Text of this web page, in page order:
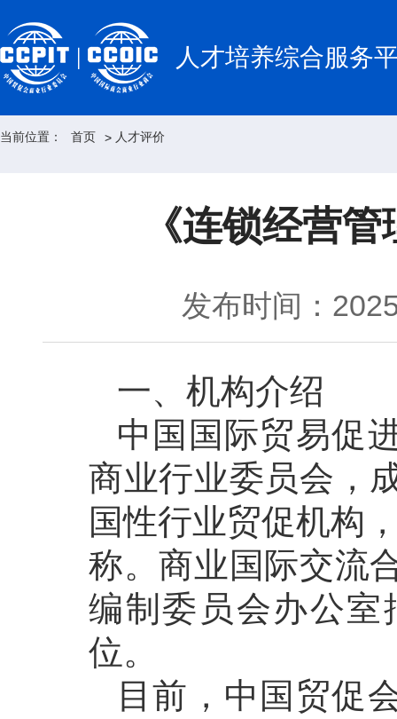
人才培养综合服务
当前位置： 首页 > 人才评价
《连锁经营
发布时间：
一、机构介绍
中国国际贸易促
商业行业委员会，
国性行业贸促机构
称。商业国际交流
编制委员会办公
位。
目前，中国贸促